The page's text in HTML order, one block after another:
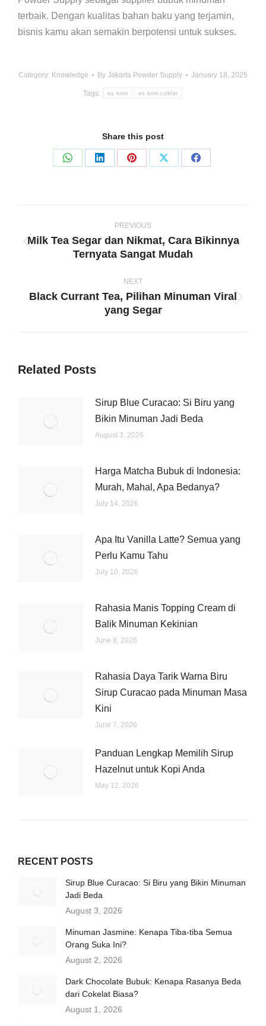
terbaik. Dengan kualitas bahan baku yang terjamin,
bisnis kamu akan semakin berpotensi untuk sukses.
Category: Knowledge By Jakarta Powder Supply January 18, 2025
Tags: es krim es krim coklat
Share this post
Share
Share
Share
Share
Share
navigation
PREVIOUS
Previous
Milk Tea Segar dan Nikmat, Cara Bikinnya
Ternyata Sangat Mudah
NEXT
Next
Black Currant Tea, Pilihan Minuman Viral
yang Segar
Related Posts
Sirup Blue Curacao: Si Biru yang
Bikin Minuman Jadi Beda
August 3, 2026
Harga Matcha Bubuk di Indonesia:
Murah, Mahal, Apa Bedanya?
July 14, 2026
Apa Itu Vanilla Latte? Semua yang
Perlu Kamu Tahu
July 10, 2026
Rahasia Manis Topping Cream di
Balik Minuman Kekinian
June 8, 2026
Rahasia Daya Tarik Warna Biru
Sirup Curacao pada Minuman Masa
Kini
June 7, 2026
Panduan Lengkap Memilih Sirup
Hazelnut untuk Kopi Anda
May 12, 2026
RECENT POSTS
Sirup Blue Curacao: Si Biru yang Bikin Minuman
Jadi Beda
August 3, 2026
Minuman Jasmine: Kenapa Tiba-tiba Semua
Orang Suka Ini?
August 2, 2026
Dark Chocolate Bubuk: Kenapa Rasanya Beda
dari Cokelat Biasa?
August 1, 2026